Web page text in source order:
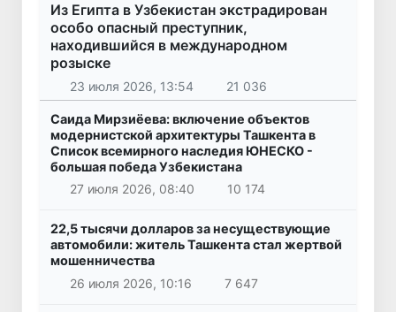
Из Египта в Узбекистан экстрадирован
особо опасный преступник,
находившийся в международном
розыске
23 июля 2026, 13:54 21 036
Саида Мирзиёева: включение объектов
модернистской архитектуры Ташкента в
Список всемирного наследия ЮНЕСКО -
большая победа Узбекистана
27 июля 2026, 08:40
10 174
22,5 тысячи долларов за несуществующие
автомобили: житель Ташкента стал жертвой
мошенничества
26 июля 2026, 10:16
7 647